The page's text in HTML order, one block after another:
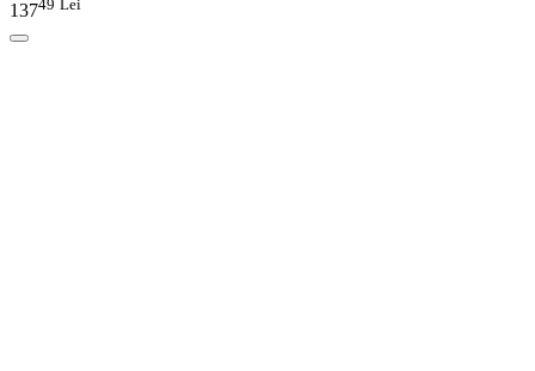
13749 Lei